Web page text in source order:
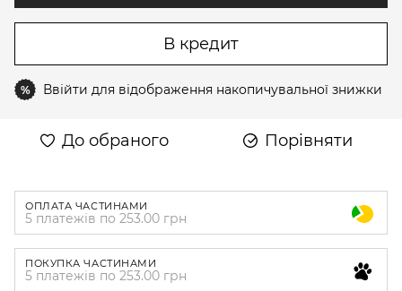
В кредит
% Ввійти для відображення накопичувальної знижки
До обраного Порівняти
ОПЛАТА ЧАСТИНАМИ
5 платежів по 253.00 грн
ПОКУПКА ЧАСТИНАМИ
5 платежів по 253.00 грн